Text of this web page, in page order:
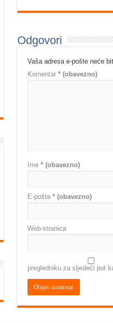
Odgovori
Vaša adresa e-pošte neće
Komentar * (obavezno)
Ime * (obavezno)
E-pošta * (obavezno)
Web-stranica
pregledniku za sljedeći put